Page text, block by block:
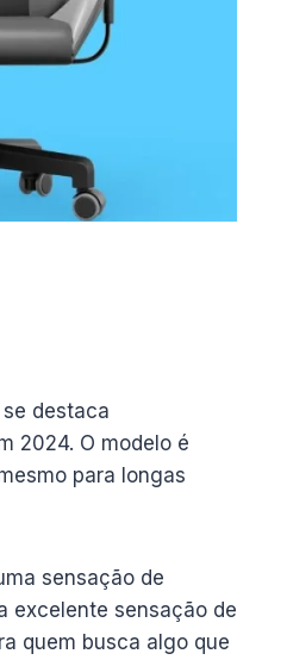
destaca
2024. O modelo é
para longas
sensação de
excelente sensação de
quem busca algo que